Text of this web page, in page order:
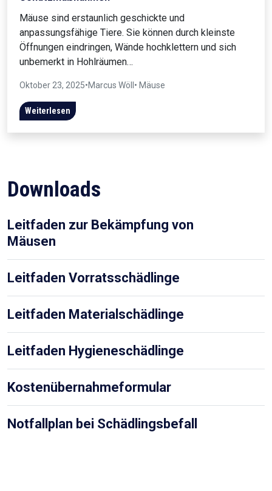
Mäuse sind erstaunlich geschickte und
anpassungsfähige Tiere. Sie können durch kleinste
Öffnungen eindringen, Wände hochklettern und sich
unbemerkt in Hohlräumen…
Oktober 23, 2025•Marcus Wöll• Mäuse
Weiterlesen
Downloads
Leitfaden zur Bekämpfung von
Mäusen
Leitfaden Vorratsschädlinge
Leitfaden Materialschädlinge
Leitfaden Hygieneschädlinge
Kostenübernahmeformular
Notfallplan bei Schädlingsbefall